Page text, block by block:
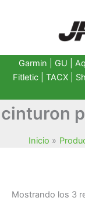
Garmin GU
Fitletic
TACX
cinturon
Inicio
Mostrando los 3